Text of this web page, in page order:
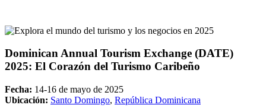
Dominican Annual Tourism Exchange (DATE)
2025: El Corazón del Turismo Caribeño
Fecha: 14-16 de mayo de 2025
Ubicación: Santo Domingo, República Dominicana